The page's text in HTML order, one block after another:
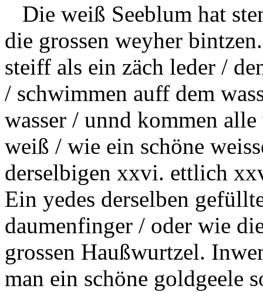
Die weiß Seeblum hat
die grossen weyher bintzen.
steiff als ein zäch leder /
/ schwimmen auff dem
wasser / unnd kommen
weiß / wie ein schöne
derselbigen xxvi. ettlich
Ein yedes derselben
daumenfinger / oder wie
grossen Haußwurtzel.
man ein schöne goldgeele